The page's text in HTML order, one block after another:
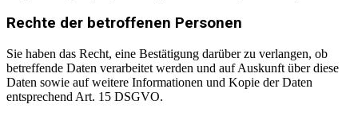
Rechte der betroffenen Personen
Sie haben das Recht, eine Bestätigung darüber zu verlangen, ob
betreffende Daten verarbeitet werden und auf Auskunft über diese
Daten sowie auf weitere Informationen und Kopie der Daten
entsprechend Art. 15 DSGVO.